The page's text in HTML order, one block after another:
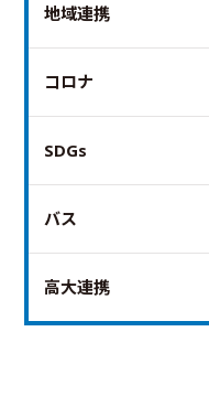
地域連携
コロナ
SDGs
バス
高大連携